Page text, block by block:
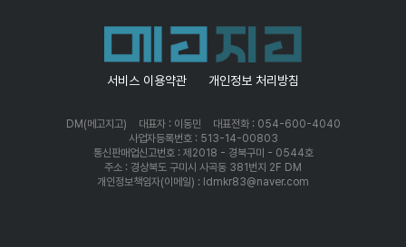
서비스 이용약관 개인정보 처리방침
DM(메고지고) 대표자 : 이동민
대표전화 : 054-600-4040
사업자등록번호 : 513-14-00803
통신판매업신고번호 : 제2018 - 경북구미 - 0544호
주소 : 경상북도 구미시 사곡동 381번지 2F DM
개인정보책임자(이메일) : ldmkr83@naver.com